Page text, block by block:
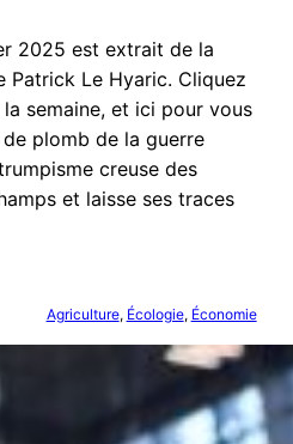
2025 est extrait de la
Patrick Le Hyaric. Cliquez
semaine, et ici pour vous
plomb de la guerre
creuse des
et laisse ses traces
Agriculture, Écologie, Économie